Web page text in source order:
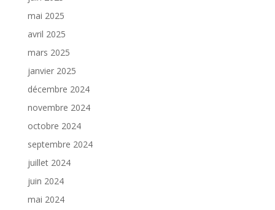
mai 2025
avril 2025
mars 2025
janvier 2025
décembre 2024
novembre 2024
octobre 2024
septembre 2024
juillet 2024
juin 2024
mai 2024